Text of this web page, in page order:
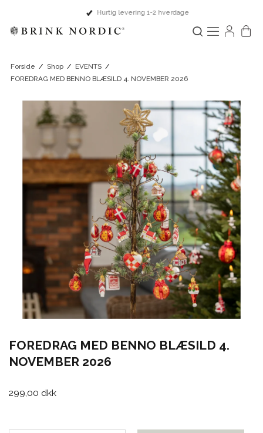
Hurtig levering 1-2 hverdage
Forside / Shop / EVENTS /
FOREDRAG MED BENNO BLÆSILD 4. NOVEMBER 2026
FOREDRAG MED BENNO BLÆSILD 4.
NOVEMBER 2026
299,00 dkk